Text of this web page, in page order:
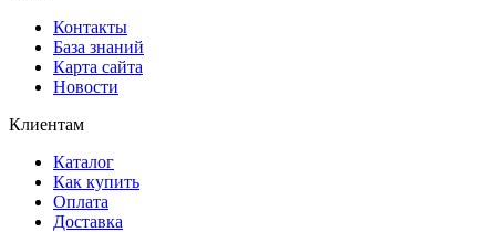
Контакты
База знаний
Карта сайта
Новости
Клиентам
Каталог
Как купить
Оплата
Доставка